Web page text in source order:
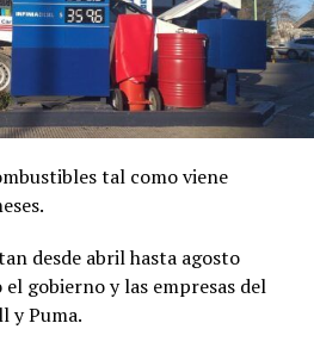
tal como viene
desde abril hasta agosto
gobierno y las empresas del
y Puma.